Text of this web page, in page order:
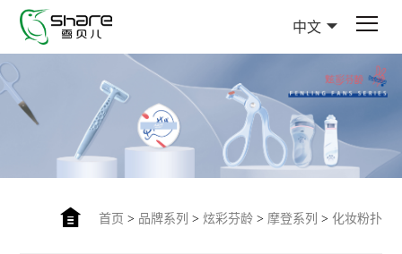
中文
首页 > 品牌系列 > 炫彩芬龄> 摩登系列 > 化妆粉扑